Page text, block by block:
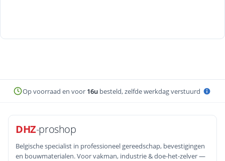
Op voorraad en voor 16ubesteld, zelfde werkdag verstuurd
DHZ-proshop
Belgische specialist in professioneel gereedschap, bevestigingen
en bouwmaterialen. Voor vakman, industrie & doe-het-zelver —